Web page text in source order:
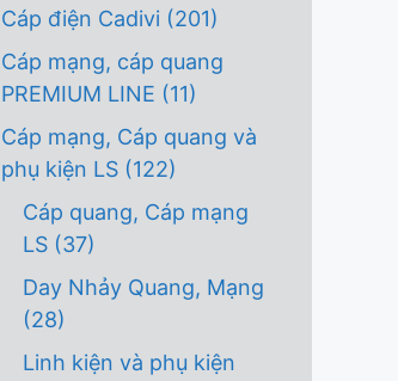
Cáp điện Cadivi (201)
Cáp mạng, cáp quang
PREMIUM LINE (11)
Cáp mạng, Cáp quang và
phụ kiện LS (122)
Cáp quang, Cáp mạng
LS (37)
Day Nhảy Quang, Mạng
(28)
Linh kiện và phụ kiện